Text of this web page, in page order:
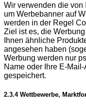
Wir verwenden die von
um Werbebanner auf
werden in der Regel
Ziel ist es, die
Ihnen ähnliche
angesehen haben
Werbung werden nur
Name oder Ihre E-
gespeichert.
2.3.4 Wettbewerbe,